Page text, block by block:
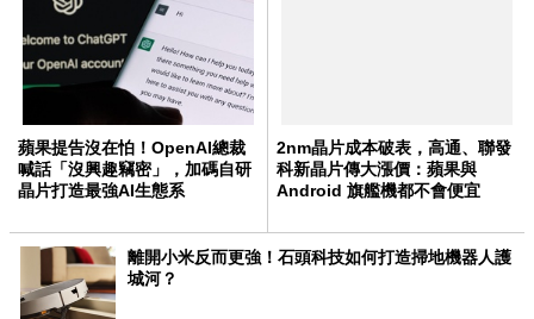
蘋果提告沒在怕！OpenAI總裁
喊話「沒興趣竊密」，加碼自研
晶片打造最強AI生態系
2nm晶片成本破表，高通、聯發
科新晶片傳大漲價：蘋果與
Android 旗艦機都不會便宜
離開小米反而更強！石頭科技如何打造掃地機器人護
城河？